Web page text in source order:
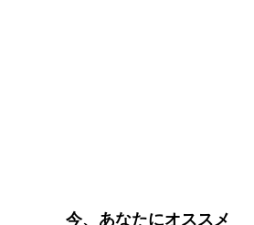
今、あなたにオススメ